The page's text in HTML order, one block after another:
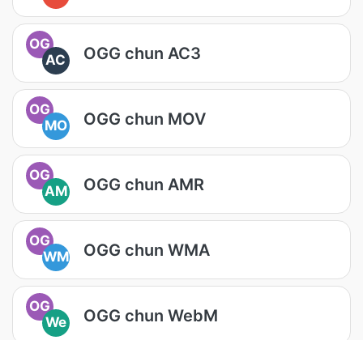
OG
AC
OGG chun AC3
OG
MO
OGG chun MOV
OG
AM
OGG chun AMR
OG
WM
OGG chun WMA
OG
We
OGG chun WebM